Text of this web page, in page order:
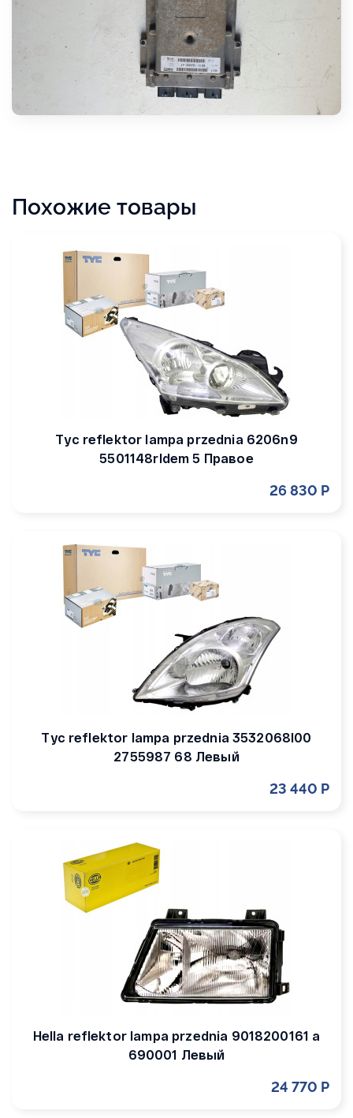
Похожие товары
Tyc reflektor lampa przednia 6206n9
5501148rldem 5 Правое
26 830 Р
Tyc reflektor lampa przednia 3532068l00
2755987 68 Левый
23 440 Р
Hella reflektor lampa przednia 9018200161 a
690001 Левый
24 770 Р